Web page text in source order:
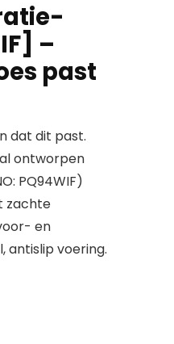
–
past
dat dit past.
ontworpen
PQ94WIF)
zachte
en
antislip voering.